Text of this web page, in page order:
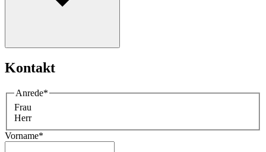
Kontakt
Anrede*
Frau
Herr
Vorname*